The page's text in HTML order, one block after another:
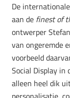
De
aan de finest of
ontwerper
van ongeremde
voorbeeld
Social Display
alleen heel dik